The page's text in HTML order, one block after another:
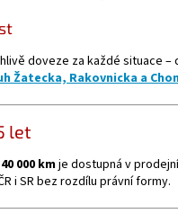
doveze za každé situace
Žatecka, Rakovnicka a
let
000 kmje dostupná v
i SR bez rozdílu právní formy.